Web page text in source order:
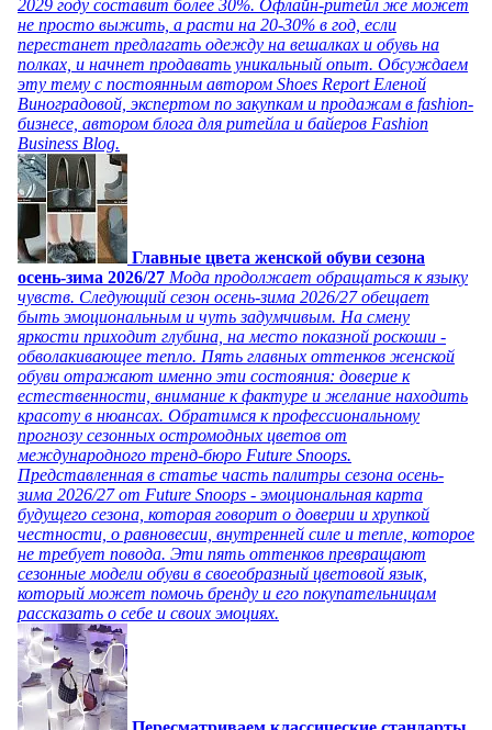
2029 году составит более 30%. Офлайн-ритейл же может
не просто выжить, а расти на 20-30% в год, если
перестанет предлагать одежду на вешалках и обувь на
полках, и начнет продавать уникальный опыт. Обсуждаем
эту тему с постоянным автором Shoes Report Еленой
Виноградовой, экспертом по закупкам и продажам в fashion-
бизнесе, автором блога для ритейла и байеров Fashion
Business Blog.
Главные цвета женской обуви сезона
осень-зима 2026/27 Мода продолжает обращаться к языку
чувств. Следующий сезон осень-зима 2026/27 обещает
быть эмоциональным и чуть задумчивым. На смену
яркости приходит глубина, на место показной роскоши -
обволакивающее тепло. Пять главных оттенков женской
обуви отражают именно эти состояния: доверие к
естественности, внимание к фактуре и желание находить
красоту в нюансах. Обратимся к профессиональному
прогнозу сезонных остромодных цветов от
международного тренд-бюро Future Snoops.
Представленная в статье часть палитры сезона осень-
зима 2026/27 от Future Snoops - эмоциональная карта
будущего сезона, которая говорит о доверии и хрупкой
честности, о равновесии, внутренней силе и тепле, которое
не требует повода. Эти пять оттенков превращают
сезонные модели обуви в своеобразный цветовой язык,
который может помочь бренду и его покупательницам
рассказать о себе и своих эмоциях.